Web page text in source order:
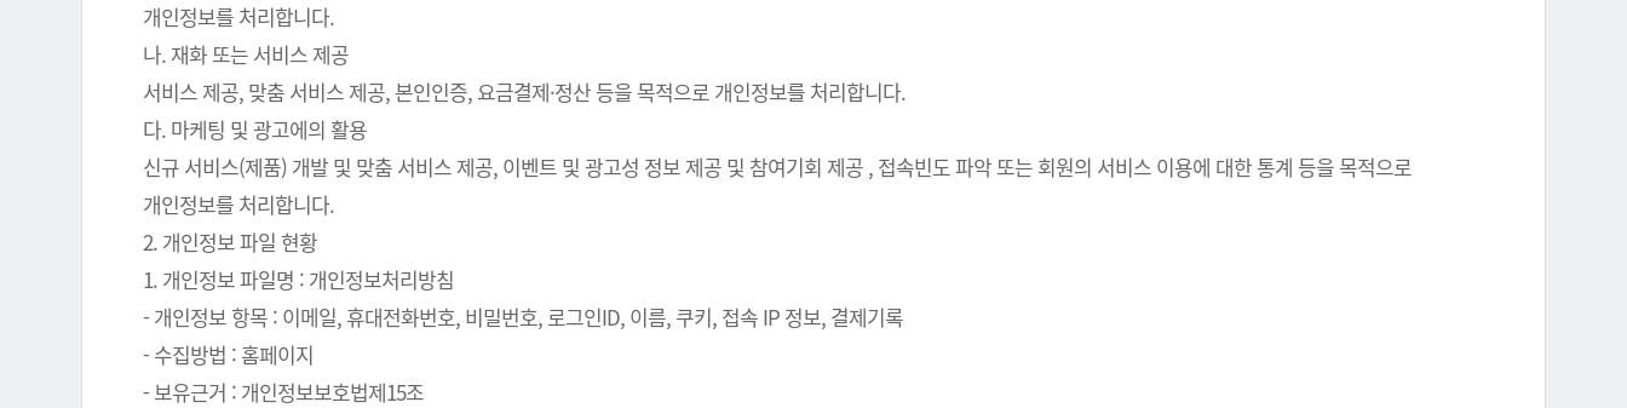
개인정보를 처리합니다.
나. 재화 또는 서비스 제공
서비스 제공, 맞춤 서비스 제공, 본인인증, 요금결제·정산 등을 목적으로 개인정보를 처리합니다.
다. 마케팅 및 광고에의 활용
신규 서비스(제품) 개발 및 맞춤 서비스 제공, 이벤트 및 광고성 정보 제공 및 참여기회 제공 , 접속빈도 파악 또는 회원의 서비스 이용에 대한 통계 등을 목적으로
개인정보를 처리합니다.
2. 개인정보 파일 현황
1. 개인정보 파일명 : 개인정보처리방침
- 개인정보 항목 : 이메일, 휴대전화번호, 비밀번호, 로그인ID, 이름, 쿠키, 접속 IP 정보, 결제기록
- 수집방법 : 홈페이지
- 보유근거 : 개인정보보호법제15조